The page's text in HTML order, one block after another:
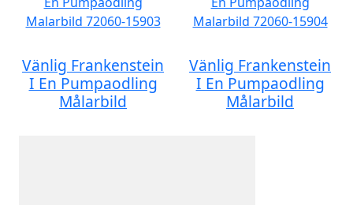
Vänlig Frankenstein
I En Pumpaodling
Målarbild
Vänlig Frankenstein
I En Pumpaodling
Målarbild